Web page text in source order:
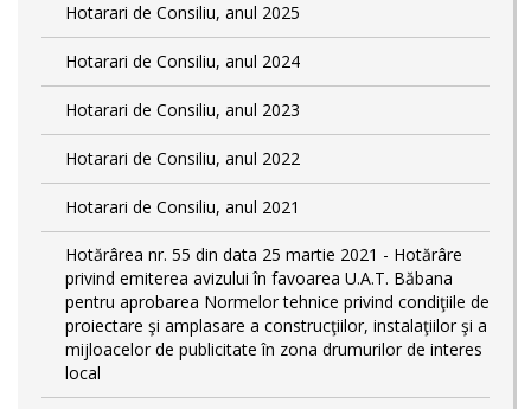
Hotarari de Consiliu, anul 2025
Hotarari de Consiliu, anul 2024
Hotarari de Consiliu, anul 2023
Hotarari de Consiliu, anul 2022
Hotarari de Consiliu, anul 2021
Hotărârea nr. 55 din data 25 martie 2021 - Hotărâre
privind emiterea avizului în favoarea U.A.T. Băbana
pentru aprobarea Normelor tehnice privind condiţiile de
proiectare şi amplasare a construcţiilor, instalaţiilor şi a
mijloacelor de publicitate în zona drumurilor de interes
local